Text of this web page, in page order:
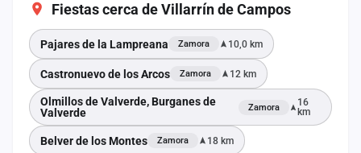
Fiestas cerca de Villarrín de Campos
Pajares de la Lampreana Zamora 10,0 km
Castronuevo de los Arcos Zamora 12 km
Olmillos de Valverde, Burganes de
Valverde
Zamora
16
km
Belver de los Montes Zamora 18 km